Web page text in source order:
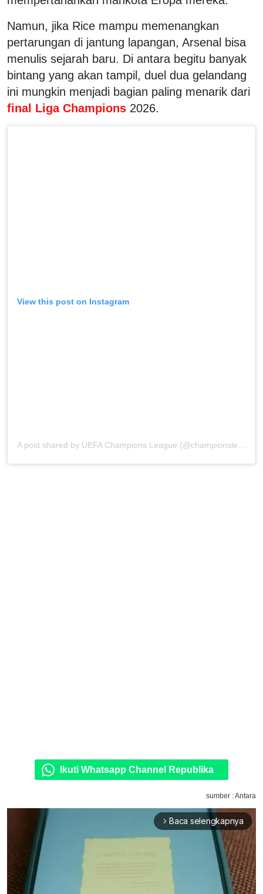
Namun, jika Rice mampu memenangkan
pertarungan di jantung lapangan, Arsenal bisa
menulis sejarah baru. Di antara begitu banyak
bintang yang akan tampil, duel dua gelandang
ini mungkin menjadi bagian paling menarik dari
final Liga Champions 2026.
View this post on Instagram
A post shared by UEFA Champions League (@championsleague)
Ikuti Whatsapp Channel Republika
sumber : Antara
arrow_forward_ios Baca selengkapnya